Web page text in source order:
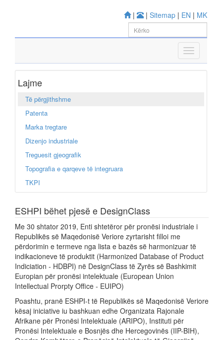
| | Sitemap | EN | MK
Lajme
Të përgjithshme
Patenta
Marka tregtare
Dizenjo industriale
Treguesit gjeografik
Topografia e qarqeve të integruara
TKPI
ESHPI bëhet pjesë e DesignClass
Me 30 shtator 2019, Enti shtetëror për pronësi industriale i
Republikës së Maqedonisë Veriore zyrtarisht filloi me
përdorimin e termeve nga lista e bazës së harmonizuar të
indikacioneve të produktit (Harmonized Database of Product
Indiciation - HDBPI) në DesignClass të Zyrës së Bashkimit
Europian për pronësi intelektuale (European Union
Intellectual Prorpty Office - EUIPO)
Poashtu, pranë ESHPI-t të Republikës së Maqedonisë Veriore
kësaj iniciative iu bashkuan edhe Organizata Rajonale
Afrikane për Pronësi Intelektuale (ARIPO), Instituti për
Pronësi Intelektuale e Bosnjës dhe Hercegovinës (IIP-BIH),